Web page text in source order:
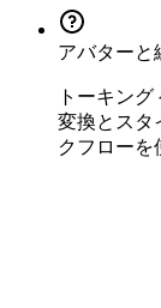
アバターと
トーキン
変換とスタ
クフローを